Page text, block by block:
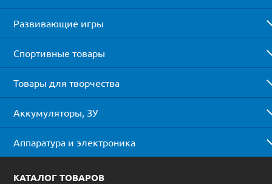
Развивающие игры
Спортивные товары
Товары для творчества
Аккумуляторы, ЗУ
Аппаратура и электроника
КАТАЛОГ ТОВАРОВ